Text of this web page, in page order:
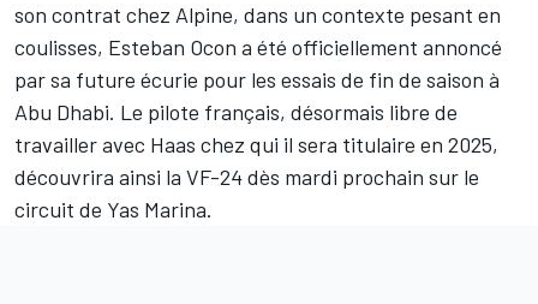
son contrat chez Alpine, dans un contexte pesant en
coulisses, Esteban Ocon a été officiellement annoncé
par sa future écurie pour les essais de fin de saison à
Abu Dhabi. Le pilote français, désormais libre de
travailler avec Haas chez qui il sera titulaire en 2025,
découvrira ainsi la VF-24 dès mardi prochain sur le
circuit de Yas Marina.